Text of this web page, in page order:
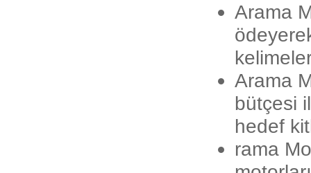
Arama
Arama
bütçesi
hedef
rama